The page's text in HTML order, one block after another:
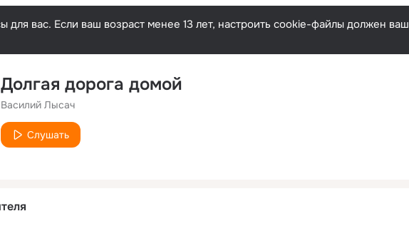
вас. Если ваш возраст менее 13 лет, настроить cookie-файлы должен ваш
Долгая дорога домой
Василий Лысач
Слушать